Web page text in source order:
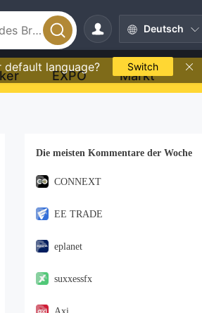
Deutsch
language? Switch
EXPO Markt
Die meisten Kommentare der Woche
CONNEXT
EE TRADE
eplanet
suxxessfx